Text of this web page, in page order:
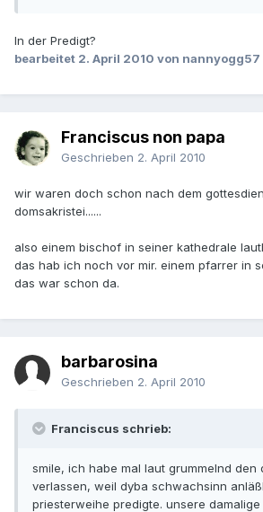
In der Predigt?
bearbeitet 2. April 2010 von nannyogg57
Franciscus non papa
Geschrieben 2. April 2010
wir waren doch schon nach dem
domsakristei......
also einem bischof in seiner kathedrale
das hab ich noch vor mir. einem pfarrer in
das war schon da.
barbarosina
Geschrieben 2. April 2010
Franciscus schrieb:
smile, ich habe mal laut grummelnd den
verlassen, weil dyba schwachsinn
priesterweihe predigte. unsere damalige